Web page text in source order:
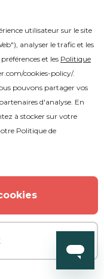
utilisateur sur le site
analyser le trafic et les
et les Politique
cookies-policy/.
pouvons partager vos
d'analyse. En
à stocker sur votre
Politique de